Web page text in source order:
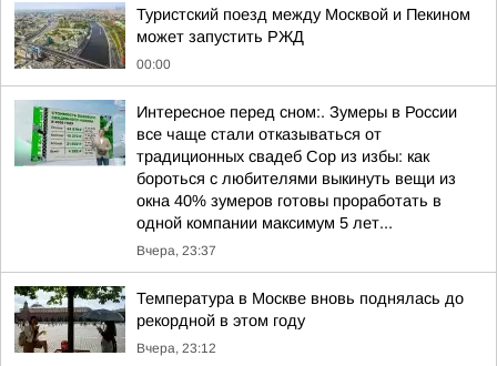
Туристский поезд между Москвой и Пекином
может запустить РЖД
00:00
Интересное перед сном:. Зумеры в России
все чаще стали отказываться от
традиционных свадеб Сор из избы: как
бороться с любителями выкинуть вещи из
окна 40% зумеров готовы проработать в
одной компании максимум 5 лет...
Вчера, 23:37
Температура в Москве вновь поднялась до
рекордной в этом году
Вчера, 23:12